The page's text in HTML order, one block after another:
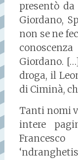
presentò
Giordano,
non se ne
Giordano.
droga, il
di Ciminà,
Tanti nomi
intere